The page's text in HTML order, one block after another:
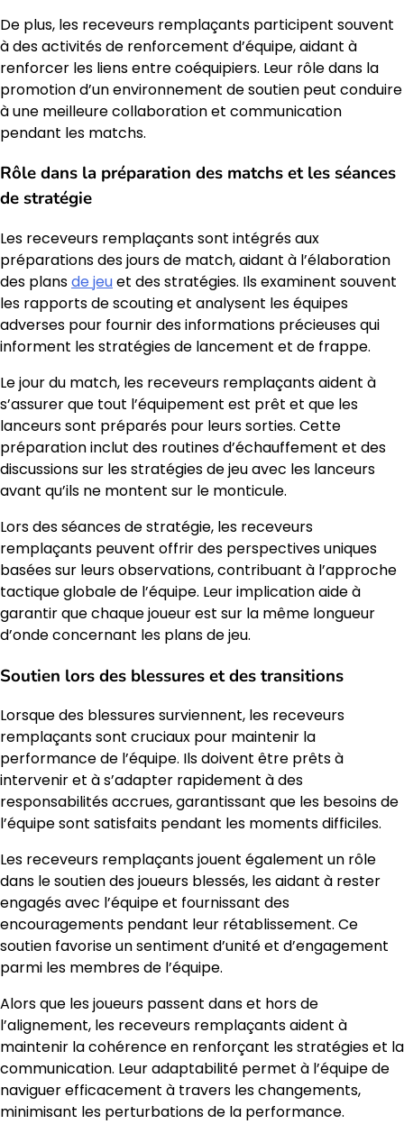
De plus, les receveurs remplaçants participent souvent
à des activités de renforcement d’équipe, aidant à
renforcer les liens entre coéquipiers. Leur rôle dans la
promotion d’un environnement de soutien peut conduire
à une meilleure collaboration et communication
pendant les matchs.
Rôle dans la préparation des matchs et les séances
de stratégie
Les receveurs remplaçants sont intégrés aux
préparations des jours de match, aidant à l’élaboration
des plansde jeuet des stratégies. Ils examinent souvent
les rapports de scouting et analysent les équipes
adverses pour fournir des informations précieuses qui
informent les stratégies de lancement et de frappe.
Le jour du match, les receveurs remplaçants aident à
s’assurer que tout l’équipement est prêt et que les
lanceurs sont préparés pour leurs sorties. Cette
préparation inclut des routines d’échauffement et des
discussions sur les stratégies de jeu avec les lanceurs
avant qu’ils ne montent sur le monticule.
Lors des séances de stratégie, les receveurs
remplaçants peuvent offrir des perspectives uniques
basées sur leurs observations, contribuant à l’approche
tactique globale de l’équipe. Leur implication aide à
garantir que chaque joueur est sur la même longueur
d’onde concernant les plans de jeu.
Soutien lors des blessures et des transitions
Lorsque des blessures surviennent, les receveurs
remplaçants sont cruciaux pour maintenir la
performance de l’équipe. Ils doivent être prêts à
intervenir et à s’adapter rapidement à des
responsabilités accrues, garantissant que les besoins de
l’équipe sont satisfaits pendant les moments difficiles.
Les receveurs remplaçants jouent également un rôle
dans le soutien des joueurs blessés, les aidant à rester
engagés avec l’équipe et fournissant des
encouragements pendant leur rétablissement. Ce
soutien favorise un sentiment d’unité et d’engagement
parmi les membres de l’équipe.
Alors que les joueurs passent dans et hors de
l’alignement, les receveurs remplaçants aident à
maintenir la cohérence en renforçant les stratégies et la
communication. Leur adaptabilité permet à l’équipe de
naviguer efficacement à travers les changements,
minimisant les perturbations de la performance.